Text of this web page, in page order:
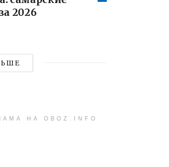
2026
НА OBOZ.INFO